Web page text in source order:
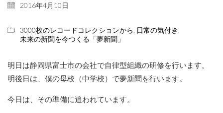
2016年4月10日
3000枚のレコードコレクションから 日常の気付き
未来の新聞を今つくる「夢新聞」
明日は静岡県富士市の会社で自律型組織の研修を行います。
明後日は、僕の母校（中学校）で夢新聞を行います。
今日は、その準備に追われています。